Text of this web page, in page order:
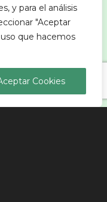
y para el análisis
"Aceptar
que hacemos
Cookies